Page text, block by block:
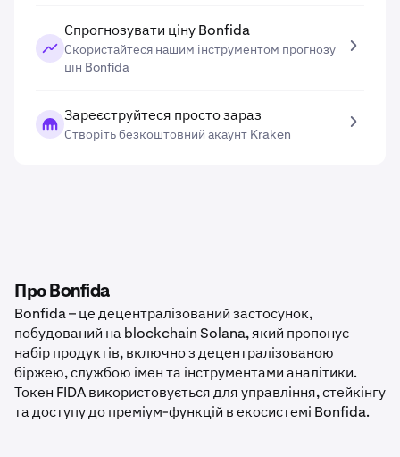
Спрогнозувати ціну Bonfida
Скористайтеся нашим інструментом прогнозу
цін Bonfida
Зареєструйтеся просто зараз
Створіть безкоштовний акаунт Kraken
Про Bonfida
Bonfida – це децентралізований застосунок,
побудований на blockchain Solana, який пропонує
набір продуктів, включно з децентралізованою
біржею, службою імен та інструментами аналітики.
Токен FIDA використовується для управління, стейкінгу
та доступу до преміум-функцій в екосистемі Bonfida.